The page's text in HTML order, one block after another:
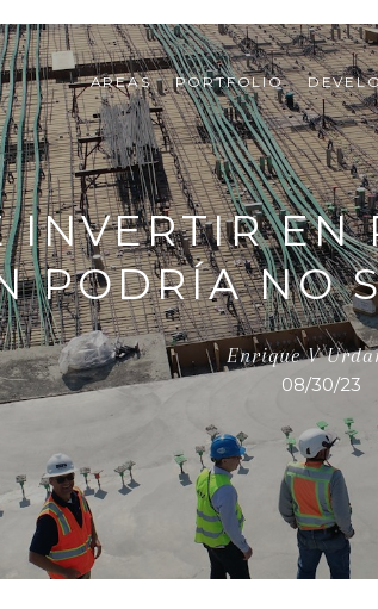
AREAS PORTFOLIO
INVERTIR EN
PODRÍA NO
Enrique V
08/30/23